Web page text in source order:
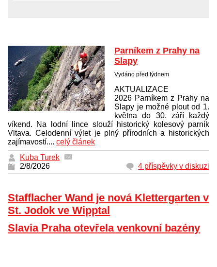
Parníkem z Prahy na
Slapy
Vydáno před týdnem
AKTUALIZACE
2026 Parníkem z Prahy na
Slapy je možné plout od 1.
května do 30. září každý
víkend. Na lodní lince slouží historický kolesový parník
Vltava. Celodenní výlet je plný přírodních a historických
zajímavostí.... celý článek
Kuba Turek
2/8/2026
4 příspěvky v diskuzi
Stafflacher Wand je nová Klettergarten v
St. Jodok ve Wipptal
Slavia Praha otevřela venkovní bazény